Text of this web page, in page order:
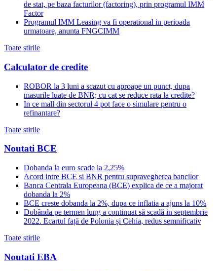
de stat, pe baza facturilor (factoring), prin programul IMM
Factor
Programul IMM Leasing va fi operational in perioada
urmatoare, anunta FNGCIMM
Toate stirile
Calculator de credite
ROBOR la 3 luni a scazut cu aproape un punct, dupa
masurile luate de BNR; cu cat se reduce rata la credite?
In ce mall din sectorul 4 pot face o simulare pentru o
refinantare?
Toate stirile
Noutati BCE
Dobanda la euro scade la 2,25%
Acord intre BCE si BNR pentru supravegherea bancilor
Banca Centrala Europeana (BCE) explica de ce a majorat
dobanda la 2%
BCE creste dobanda la 2%, dupa ce inflatia a ajuns la 10%
Dobânda pe termen lung a continuat să scadă in septembrie
2022. Ecartul față de Polonia și Cehia, redus semnificativ
Toate stirile
Noutati EBA